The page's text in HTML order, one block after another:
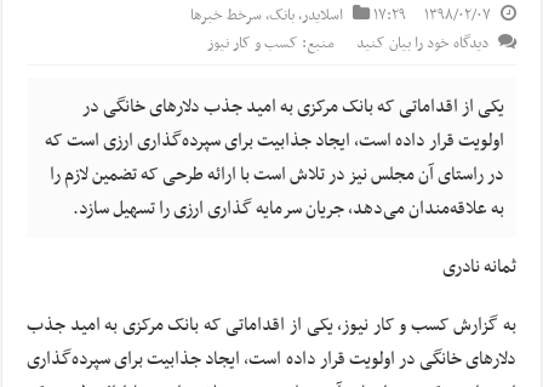
۱۳۹۸/۰۲/۰۷ ۱۷:۲۹ اسلایدر,بانک,سرخط خبرها
دیدگاه خود را بیان کنید
منبع: کسب و کار نیوز
یکی از اقداماتی که بانک مرکزی به امید جذب دلارهای خانگی در
اولویت قرار داده است، ایجاد جذابیت برای سپرده‌گذاری ارزی است که
در راستای آن مجلس نیز در تلاش است با ارائه طرحی که تضمین لازم را
به علاقه‌مندان می‌دهد، جریان سرمایه گذاری ارزی را تسهیل سازد.
ثمانه نادری
به گزارش کسب و کار نیوز، یکی از اقداماتی که بانک مرکزی به امید جذب
دلارهای خانگی در اولویت قرار داده است، ایجاد جذابیت برای سپرده‌گذاری